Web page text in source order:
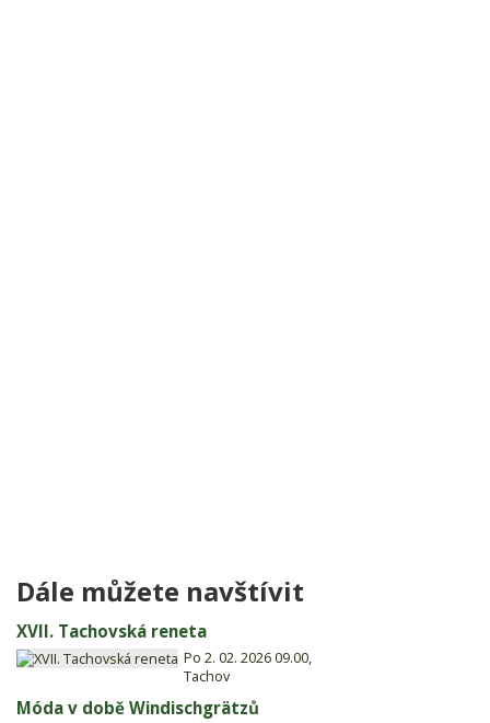
Dále můžete navštívit
XVII. Tachovská reneta
Po 2. 02. 2026 09.00,
Tachov
Móda v době Windischgrätzů